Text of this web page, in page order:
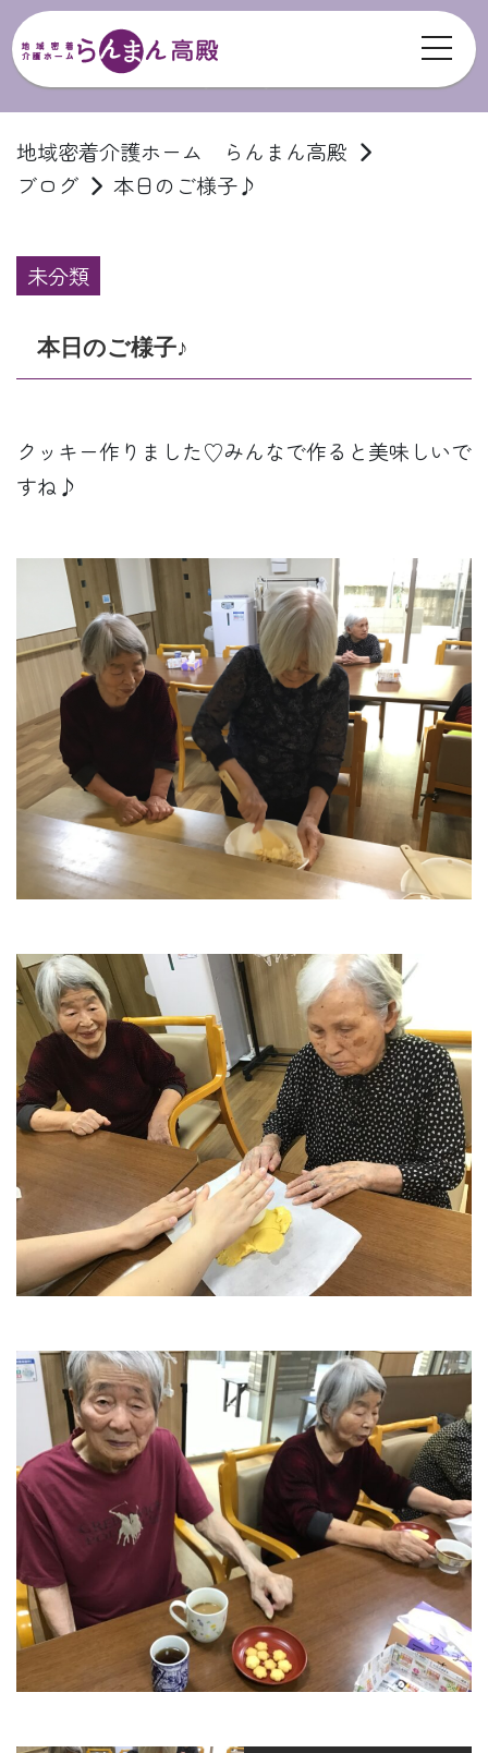
地域密着介護ホーム らんまん高殿
ブログ
本日のご様子♪
未分類
本日のご様子♪
クッキー作りました♡みんなで作ると美味しいで
すね♪